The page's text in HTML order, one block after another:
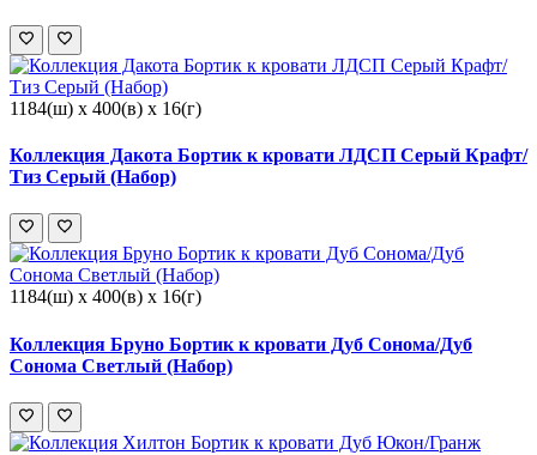
1184(ш) x 400(в) x 16(г)
Коллекция Дакота Бортик к кровати ЛДСП Серый Крафт/
Тиз Серый (Набор)
1184(ш) x 400(в) x 16(г)
Коллекция Бруно Бортик к кровати Дуб Сонома/Дуб
Сонома Светлый (Набор)